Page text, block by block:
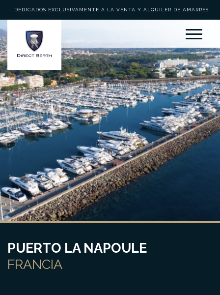
DEDICADOS EXCLUSIVAMENTE A LA VENTA Y ALQUILER DE AMARRES
PUERTO LA NAPOULE
FRANCIA